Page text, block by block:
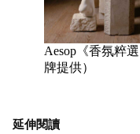
Aesop《香氛粹
牌提供）
延伸閱讀